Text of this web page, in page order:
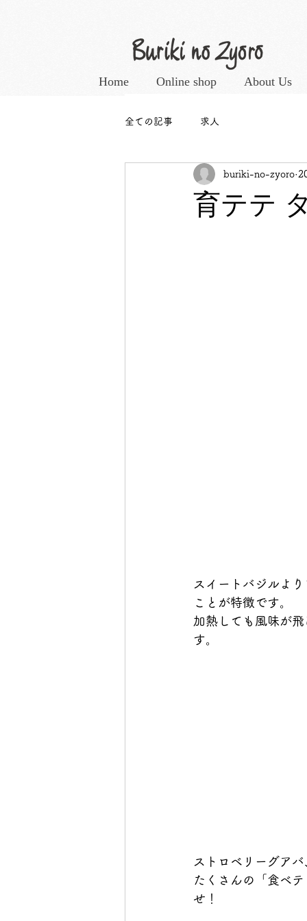
Home Online shop About Us
全ての記事 求人
育テテ
buriki-no-zyoro
スイートバジルよ
ことが特徴です。
加熱しても風味が
す。
ストロベリーグア
たくさんの「食ベ
せ！